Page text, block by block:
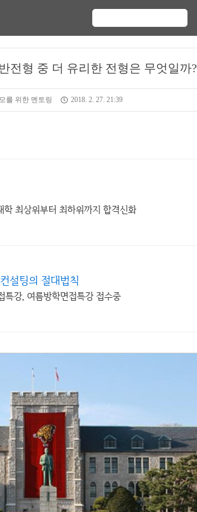
전형 중 더 유리한 전형은 무엇일까?
를 위한 멘토링 2018. 2. 27. 21:39
최상위부터 최하위까지 합격신화
설팅의 절대법칙
특강, 여름방학면접특강 접수중